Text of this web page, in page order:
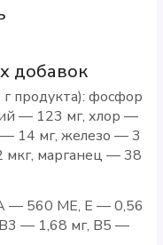
добавок
продукта): фосфор
— 123 мг, хлор —
14 мг, железо — 3
мкг, марганец — 38
— 560 МЕ, Е — 0,56
— 1,68 мг, В5 —